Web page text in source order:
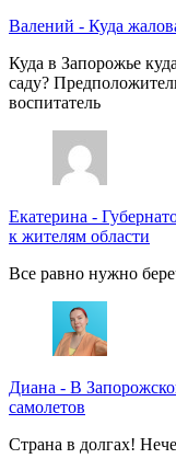
Валений - Куда
Куда в Запорожье
саду?
воспитатель
Екатерина -
к жителям области
Все равно нужно
Диана - В
самолетов
Страна в долгах!